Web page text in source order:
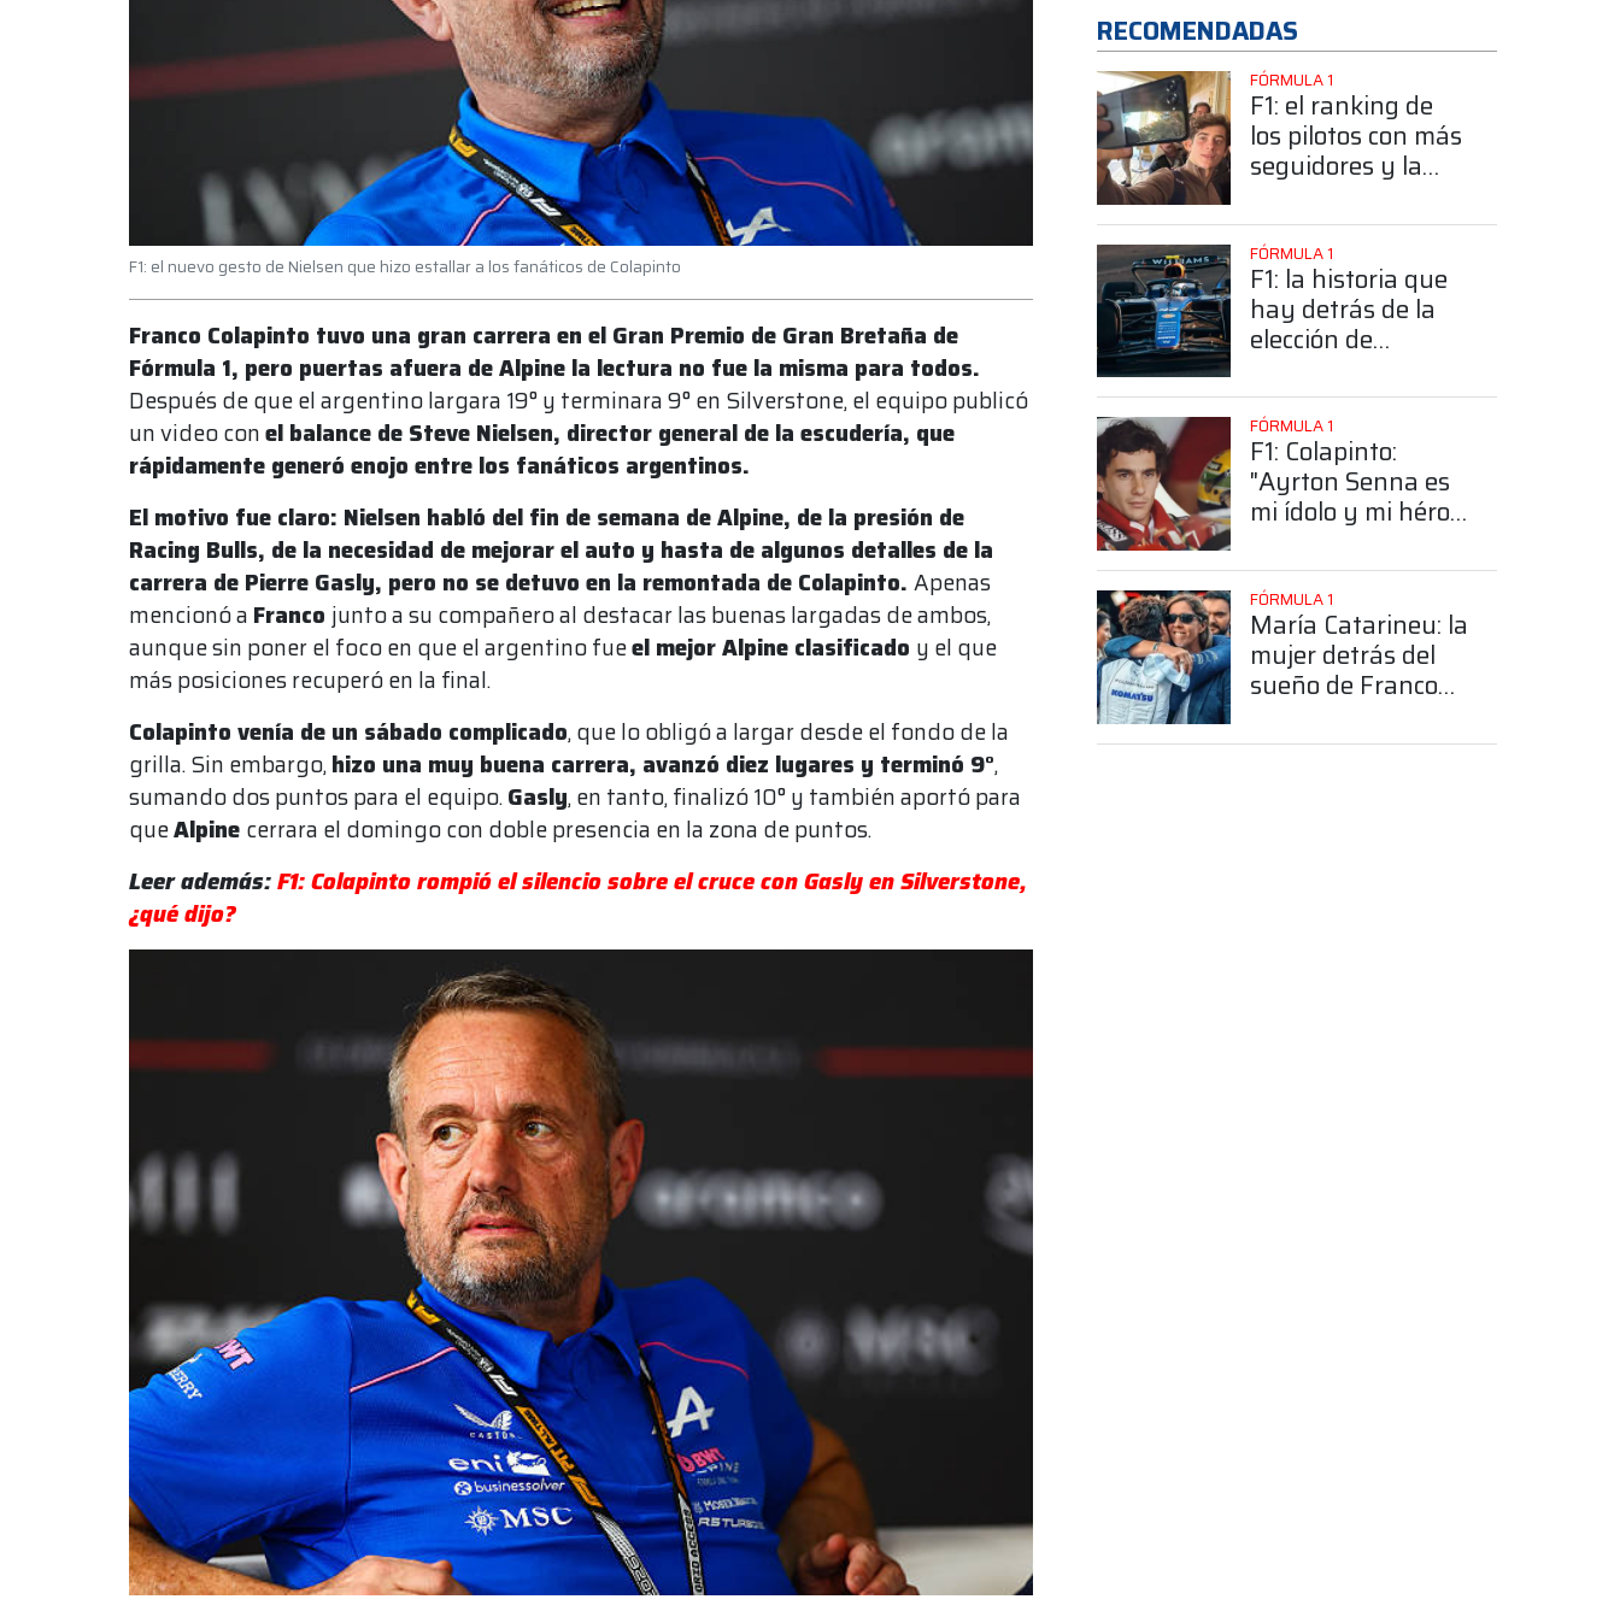
F1: el nuevo gesto de Nielsen que hizo estallar a los fanáticos de Colapinto
Franco Colapinto tuvo una gran carrera en el Gran Premio de Gran Bretaña de
Fórmula 1, pero puertas afuera de Alpine la lectura no fue la misma para todos.
Después de que el argentino largara 19° y terminara 9° en Silverstone, el equipo publicó
un video conel balance de Steve Nielsen, director general de la escudería, que
rápidamente generó enojo entre los fanáticos argentinos.
El motivo fue claro: Nielsen habló del fin de semana de Alpine, de la presión de
Racing Bulls, de la necesidad de mejorar el auto y hasta de algunos detalles de la
carrera de Pierre Gasly, pero no se detuvo en la remontada de Colapinto. Apenas
mencionó a Franco junto a su compañero al destacar las buenas largadas de ambos,
aunque sin poner el foco en que el argentino fueel mejor Alpine clasificado y el que
más posiciones recuperó en la final.
Colapinto venía de un sábado complicado, que lo obligó a largar desde el fondo de la
grilla. Sin embargo,hizo una muy buena carrera, avanzó diez lugares y terminó 9°,
sumando dos puntos para el equipo.Gasly, en tanto, finalizó 10° y también aportó para
queAlpine cerrara el domingo con doble presencia en la zona de puntos.
Leer además:F1: Colapinto rompió el silencio sobre el cruce con Gasly en Silverstone,
¿qué dijo?
RECOMENDADAS
FÓRMULA 1
F1: el ranking de
los pilotos con más
seguidores y la
posición de
Colapinto
FÓRMULA 1
F1: la historia que
hay detrás de la
elección de
número 43
FÓRMULA 1
F1: Colapinto:
"Ayrton Senna es
mi ídolo y mi héroe
FÓRMULA 1
María Catarineu: la
mujer detrás del
sueño de Franco
Fórmula 1